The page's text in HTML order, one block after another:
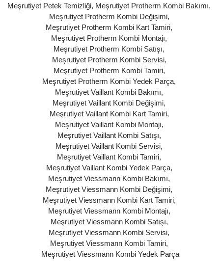
Meşrutiyet Petek Temizliği, Meşrutiyet Protherm Kombi Bakımı,
Meşrutiyet Protherm Kombi Değişimi,
Meşrutiyet Protherm Kombi Kart Tamiri,
Meşrutiyet Protherm Kombi Montajı,
Meşrutiyet Protherm Kombi Satışı,
Meşrutiyet Protherm Kombi Servisi,
Meşrutiyet Protherm Kombi Tamiri,
Meşrutiyet Protherm Kombi Yedek Parça,
Meşrutiyet Vaillant Kombi Bakımı,
Meşrutiyet Vaillant Kombi Değişimi,
Meşrutiyet Vaillant Kombi Kart Tamiri,
Meşrutiyet Vaillant Kombi Montajı,
Meşrutiyet Vaillant Kombi Satışı,
Meşrutiyet Vaillant Kombi Servisi,
Meşrutiyet Vaillant Kombi Tamiri,
Meşrutiyet Vaillant Kombi Yedek Parça,
Meşrutiyet Viessmann Kombi Bakımı,
Meşrutiyet Viessmann Kombi Değişimi,
Meşrutiyet Viessmann Kombi Kart Tamiri,
Meşrutiyet Viessmann Kombi Montajı,
Meşrutiyet Viessmann Kombi Satışı,
Meşrutiyet Viessmann Kombi Servisi,
Meşrutiyet Viessmann Kombi Tamiri,
Meşrutiyet Viessmann Kombi Yedek Parça